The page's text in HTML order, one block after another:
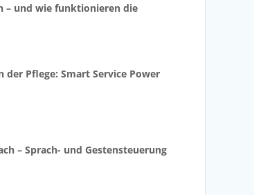
– und wie funktionieren die
der Pflege: Smart Service Power
– Sprach- und Gestensteuerung